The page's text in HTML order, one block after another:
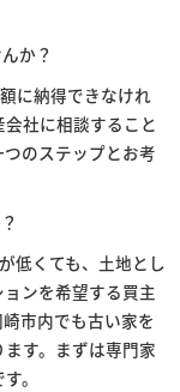
か？
に納得できなけれ
社に相談すること
のステップとお考
低くても、土地とし
ンを希望する買主
市内でも古い家を
す。まずは専門家
。